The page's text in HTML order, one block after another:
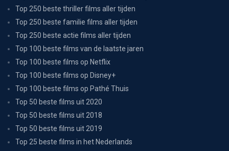
Top 250 beste thriller films aller tijden
Top 250 beste familie films aller tijden
Top 250 beste actie films aller tijden
Top 100 beste films van de laatste jaren
Top 100 beste films op Netflix
Top 100 beste films op Disney+
Top 100 beste films op Pathé Thuis
Top 50 beste films uit 2020
Top 50 beste films uit 2018
Top 50 beste films uit 2019
Top 25 beste films in het Nederlands